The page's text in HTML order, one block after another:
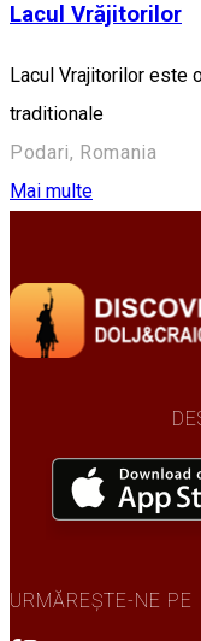
Lacul Vrăjitorilor
Lacul Vrajitorilor este
traditionale
Podari, Romania
Mai multe
URMĂREȘTE-NE PE